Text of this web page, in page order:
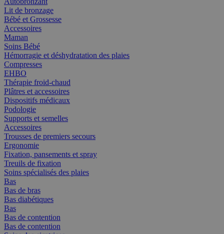
Lit de bronzage
Bébé et Grossesse
Accessoires
Maman
Soins Bébé
Hémorragie et déshydratation des plaies
Compresses
EHBO
Thérapie froid-chaud
Plâtres et accessoires
Dispositifs médicaux
Podologie
Supports et semelles
Accessoires
Trousses de premiers secours
Ergonomie
Fixation, pansements et spray
Treuils de fixation
Soins spécialisés des plaies
Bas
Bas de bras
Bas diabétiques
Bas
Bas de contention
Bas de contention